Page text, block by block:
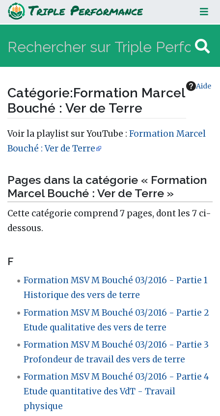
Formation Marcel Bouché : Ver de
Terre
Aide
Catégorie:Formation Marcel
Bouché : Ver de Terre
Aller à :navigation,rechercher
Voir la playlist sur YouTube : Formation Marcel
Bouché : Ver de Terre
Pages dans la catégorie « Formation
Marcel Bouché : Ver de Terre »
Cette catégorie comprend 7 pages, dont les 7 ci-
dessous.
F
Formation MSV M Bouché 03/2016 - Partie 1
Historique des vers de terre
Formation MSV M Bouché 03/2016 - Partie 2
Etude qualitative des vers de terre
Formation MSV M Bouché 03/2016 - Partie 3
Profondeur de travail des vers de terre
Formation MSV M Bouché 03/2016 - Partie 4
Etude quantitative des VdT - Travail
physique